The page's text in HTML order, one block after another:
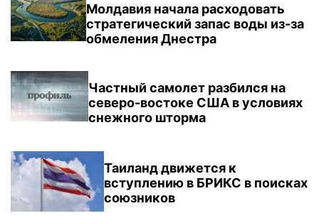
Молдавия начала расходовать
стратегический запас воды из-за
обмеления Днестра
Частный самолет разбился на
северо-востоке США в условиях
снежного шторма
Таиланд движется к
вступлению в БРИКС в поисках
союзников